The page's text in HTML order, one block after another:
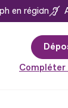
en région
Compléter